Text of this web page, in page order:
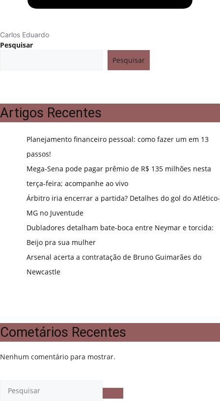
Carlos Eduardo
Pesquisar
Pesquisar
Artigos Recentes
Planejamento financeiro pessoal: como fazer um em 13
passos!
Mega-Sena pode pagar prêmio de R$ 135 milhões nesta
terça-feira; acompanhe ao vivo
Árbitro iria encerrar a partida? Detalhes do gol do Atlético-
MG no Juventude
Dubladores detalham bate-boca entre Neymar e torcida:
Beijo pra sua mulher
Arsenal acerta a contratação de Bruno Guimarães do
Newcastle
Cometários Recentes
Nenhum comentário para mostrar.